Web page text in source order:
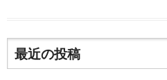
最近の投稿